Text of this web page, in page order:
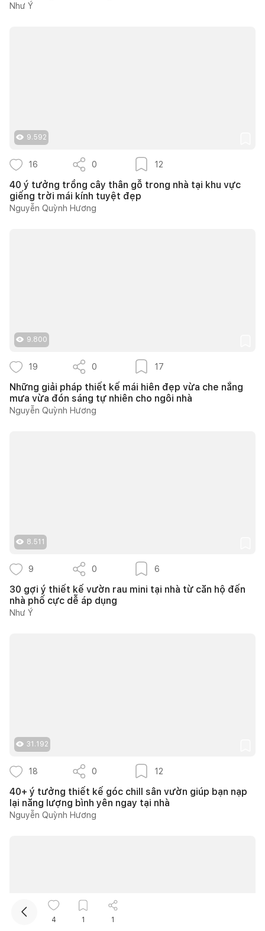
Như Ý
9.592
16 0 12
40 ý tưởng trồng cây thân gỗ trong nhà tại khu vực
giếng trời mái kính tuyệt đẹp
Nguyễn Quỳnh Hương
9.800
19 0 17
Những giải pháp thiết kế mái hiên đẹp vừa che nắng
mưa vừa đón sáng tự nhiên cho ngôi nhà
Nguyễn Quỳnh Hương
8.511
9 0 6
30 gợi ý thiết kế vườn rau mini tại nhà từ căn hộ đến
nhà phố cực dễ áp dụng
Như Ý
31.192
18 0 12
40+ ý tưởng thiết kế góc chill sân vườn giúp bạn nạp
lại năng lượng bình yên ngay tại nhà
Nguyễn Quỳnh Hương
4 1 1
Kết nối thiết kế, thi công